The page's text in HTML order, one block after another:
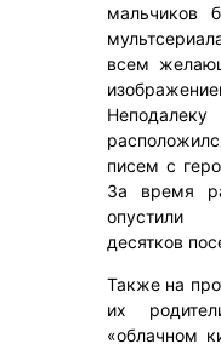
мальчиков
всем
писем с
За время
опустили
десятков
Также на
их
«облачном